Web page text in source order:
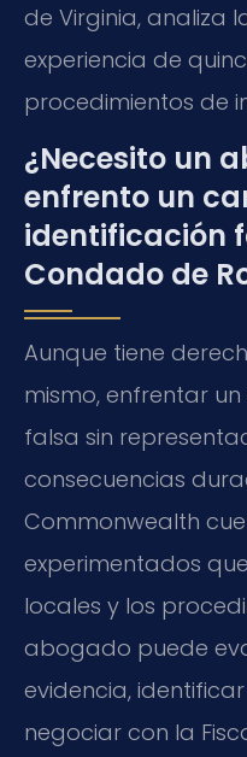
de Virginia, analiza
experiencia de
procedimientos de
¿Necesito un
enfrento un
identificación
Condado de
Aunque tiene
mismo, enfrentar
falsa sin
consecuencias
Commonwealth
experimentados
locales y los
abogado puede
evidencia,
negociar con la